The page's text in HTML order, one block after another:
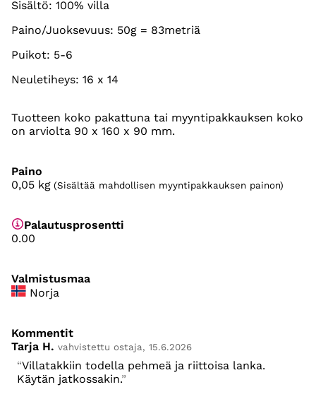
Sisältö: 100% villa
Paino/Juoksevuus: 50g = 83metriä
Puikot: 5-6
Neuletiheys: 16 x 14
Tuotteen koko pakattuna tai myyntipakkauksen koko
on arviolta 90 x 160 x 90 mm.
Paino
0,05 kg (Sisältää mahdollisen myyntipakkauksen painon)
Palautusprosentti
0.00
Valmistusmaa
Norja
Kommentit
Tarja H. vahvistettu ostaja, 15.6.2026
Villatakkiin todella pehmeä ja riittoisa lanka.
Käytän jatkossakin.